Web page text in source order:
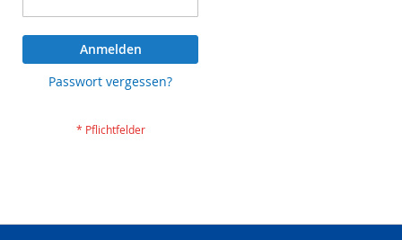
Anmelden
Passwort vergessen?